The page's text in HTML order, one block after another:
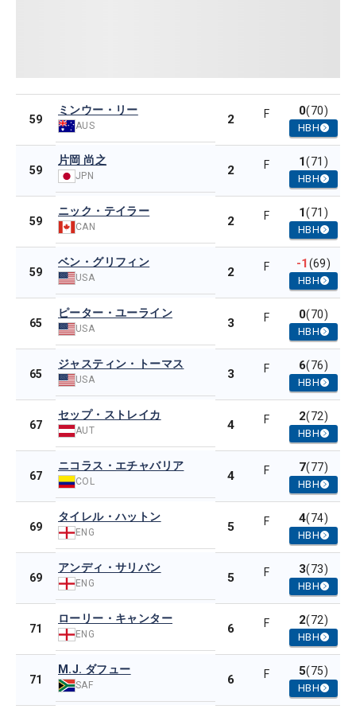
59
ミンウー・リー
AUS 2 F 0(70)
HBH
59
片岡 尚之
JPN 2 F 1(71)
HBH
59
ニック・テイラー
CAN 2 F 1(71)
HBH
59
ベン・グリフィン
USA 2 F -1(69)
HBH
65
ピーター・ユーライン
USA 3 F 0(70)
HBH
65
ジャスティン・トーマス
USA 3 F 6(76)
HBH
67
セップ・ストレイカ
AUT 4 F 2(72)
HBH
67
ニコラス・エチャバリア
COL 4 F 7(77)
HBH
69
タイレル・ハットン
ENG 5 F 4(74)
HBH
69
アンディ・サリバン
ENG 5 F 3(73)
HBH
71
ローリー・キャンター
ENG 6 F 2(72)
HBH
71
M.J. ダフュー
SAF 6 F 5(75)
HBH